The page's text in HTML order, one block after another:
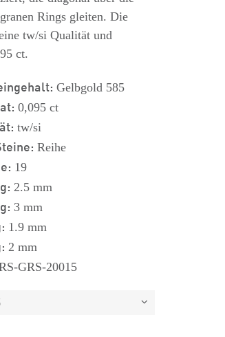
Rings gleiten. Die
tw/si Qualität und
ct.
Gelbgold 585
0,095 ct
tw/si
Reihe
19
2.5 mm
3 mm
1.9 mm
2 mm
GRS-20015